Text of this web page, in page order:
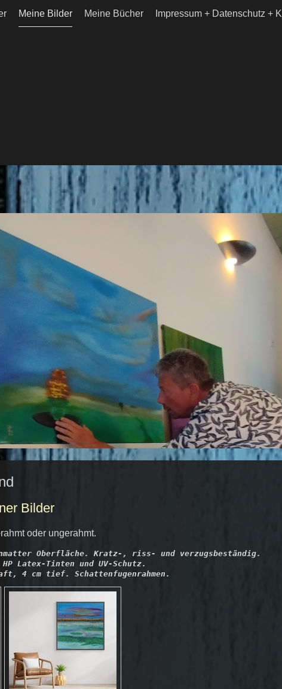
Meine Bilder Meine Bücher Impressum + Datenschutz +
Bilder
oder ungerahmt.
Oberfläche. Kratz-, riss- und verzugsbeständig.
Latex-Tinten und UV-Schutz.
4 cm tief. Schattenfugenrahmen.